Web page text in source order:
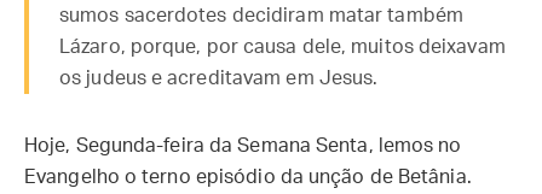
sumos sacerdotes decidiram matar também
Lázaro, porque, por causa dele, muitos deixavam
os judeus e acreditavam em Jesus.
Hoje, Segunda-feira da Semana Senta, lemos no
Evangelho o terno episódio da unção de Betânia.